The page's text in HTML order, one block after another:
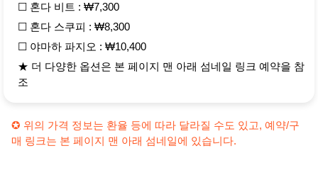
☐ 혼다 비트 : ₩7,300
☐ 혼다 스쿠피 : ₩8,300
☐ 야마하 파지오 : ₩10,400
★ 더 다양한 옵션은 본 페이지 맨 아래 섬네일 링크 예약을 참
조
✪ 위의 가격 정보는 환율 등에 따라 달라질 수도 있고, 예약/구
매 링크는 본 페이지 맨 아래 섬네일에 있습니다.